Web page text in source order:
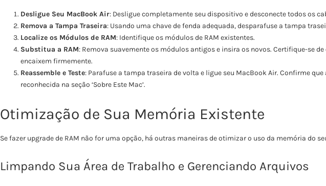
Desligue Seu MacBook Air: Desligue completamente seu dispositivo e desconecte todos os
Remova a Tampa Traseira: Usando uma chave de fenda adequada, desparafuse a tampa
Localize os Módulos de RAM: Identifique os módulos de RAM existentes.
Substitua a RAM: Remova suavemente os módulos antigos e insira os novos. Certifique-se de
encaixem firmemente.
Reassemble e Teste: Parafuse a tampa traseira de volta e ligue seu MacBook Air. Confirme que
reconhecida na seção ‘Sobre Este Mac’.
Otimização de Sua Memória Existente
Se fazer upgrade de RAM não for uma opção, há outras maneiras de otimizar o uso da memória do
Limpando Sua Área de Trabalho e Gerenciando Arquivos